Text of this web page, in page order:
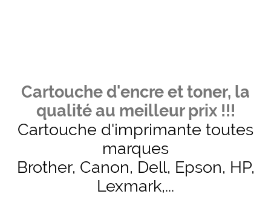
Cartouche d'encre et toner, la
qualité au meilleur prix !!!
Cartouche d'imprimante toutes
marques
Brother, Canon, Dell, Epson, HP,
Lexmark,...